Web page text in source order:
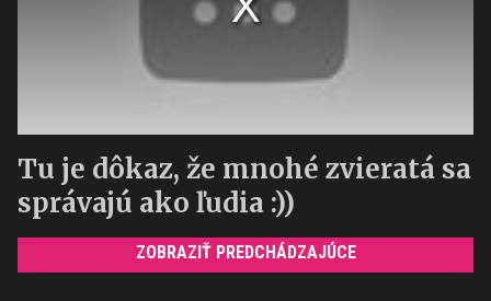
Tu je dôkaz, že mnohé zvieratá sa
správajú ako ľudia :))
ZOBRAZIŤ PREDCHÁDZAJÚCE